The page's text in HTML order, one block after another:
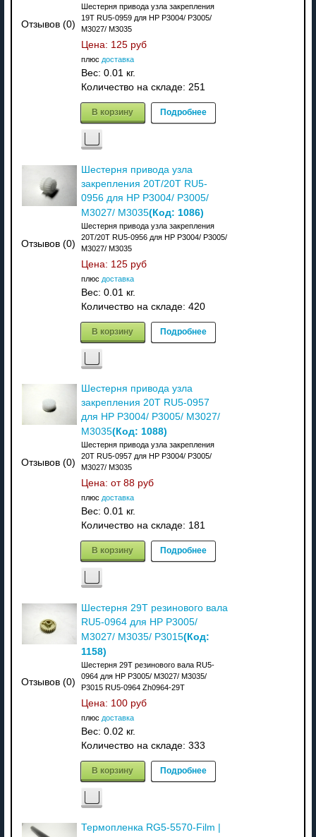
Отзывов (0)
Шестерня привода узла закрепления
19T RU5-0959 для HP P3004/ P3005/
M3027/ M3035
Цена: 125 руб
плюс доставка
Вес: 0.01 кг.
Количество на складе: 251
В корзину Подробнее
Отзывов (0)
Шестерня привода узла
закрепления 20T/20T RU5-
0956 для HP P3004/ P3005/
M3027/ M3035(Код: 1086)
Шестерня привода узла закрепления
20T/20T RU5-0956 для HP P3004/ P3005/
M3027/ M3035
Цена: 125 руб
плюс доставка
Вес: 0.01 кг.
Количество на складе: 420
В корзину Подробнее
Отзывов (0)
Шестерня привода узла
закрепления 20T RU5-0957
для HP P3004/ P3005/ M3027/
M3035(Код: 1088)
Шестерня привода узла закрепления
20T RU5-0957 для HP P3004/ P3005/
M3027/ M3035
Цена: от 88 руб
плюс доставка
Вес: 0.01 кг.
Количество на складе: 181
В корзину Подробнее
Отзывов (0)
Шестерня 29T резинового вала
RU5-0964 для HP P3005/
M3027/ M3035/ P3015(Код:
1158)
Шестерня 29T резинового вала RU5-
0964 для HP P3005/ M3027/ M3035/
P3015 RU5-0964 Zh0964-29T
Цена: 100 руб
плюс доставка
Вес: 0.02 кг.
Количество на складе: 333
В корзину Подробнее
Термопленка RG5-5570-Film |